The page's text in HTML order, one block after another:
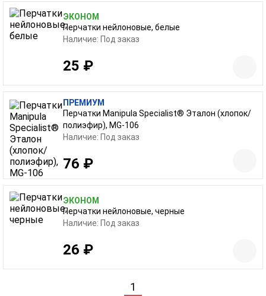
ЭКОНОМ
Перчатки нейлоновые, белые
Наличие: Под заказ
25 ₽
ПРЕМИУМ
Перчатки Manipula Specialist® Эталон (хлопок/
полиэфир), MG-106
Наличие: Под заказ
76 ₽
ЭКОНОМ
Перчатки нейлоновые, черные
Наличие: Под заказ
26 ₽
1